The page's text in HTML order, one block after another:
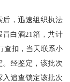
，迅速组织执法
冒白酒21箱，共计
查扣，当天联系小
。经鉴定，该批次
入追查锁定该批次